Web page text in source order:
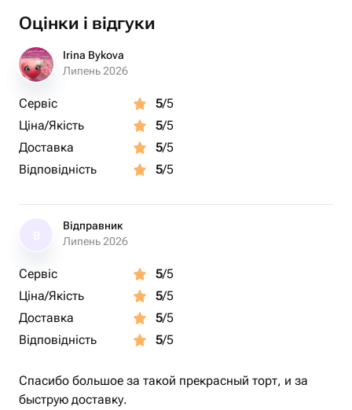
Оцінки і відгуки
Irina Bykova
Липень 2026
Сервіс 5/5
Ціна/Якість
5/5
Доставка
5/5
Відповідність
5/5
Відправник
Липень 2026
Сервіс 5/5
Ціна/Якість
5/5
Доставка
5/5
Відповідність
5/5
Спасибо большое за такой прекрасный торт, и за
быструю доставку.